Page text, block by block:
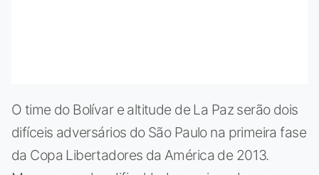
O time do Bolívar e altitude de La Paz serão dois
difíceis adversários do São Paulo na primeira fase
da Copa Libertadores da América de 2013.